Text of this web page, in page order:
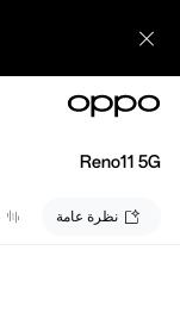
Reno11 5G
نظرة عامة